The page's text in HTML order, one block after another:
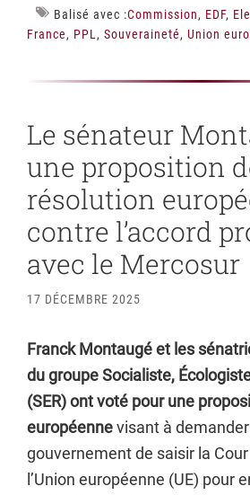
Balisé avec :Commission, EDF,
France, PPL, Souveraineté, Union
Le sénateur
une proposition
résolution
contre l’accord
avec le Mercosur
17 DÉCEMBRE 2025
Franck Montaugé et les
du groupe Socialiste,
(SER) ont voté pour une
européennevisant à
gouvernement de saisir la
l’Union européenne (UE) pour